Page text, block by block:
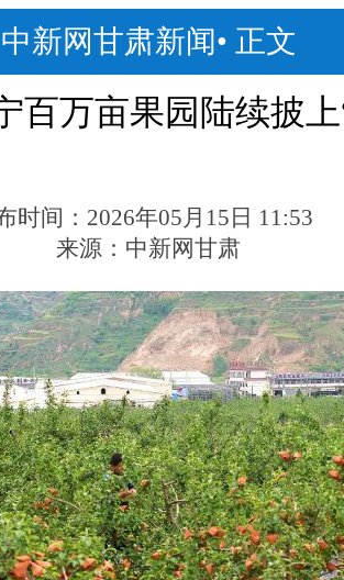
中新网甘肃新闻• 正文
百万亩果园陆续披
时间： 2026年05月15日 11:53
来源： 中新网甘肃